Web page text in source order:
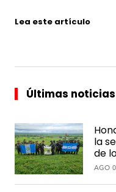
n
a
m
é
r
i
c
Lea este artículo
Últimas noticias
la
de
AGO